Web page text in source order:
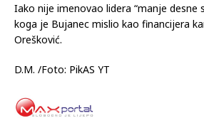
Iako nije imenovao lidera “manje desne
koga je Bujanec mislio kao financijera
Orešković.
D.M. /Foto: PikAS YT